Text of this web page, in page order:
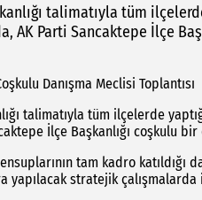
talimatıyla tüm
AK Parti Sancaktepe İlçe
Danışma Meclisi Toplantısı
talimatıyla tüm ilçelerde
İlçe Başkanlığı coşkulu
tam kadro katıldığı
yapılacak stratejik